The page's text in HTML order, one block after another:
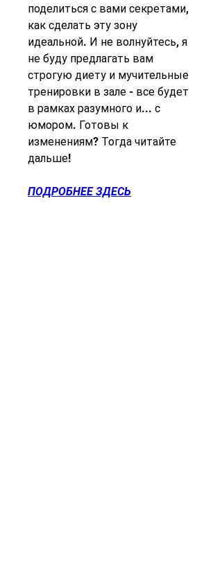
поделиться с вами секретами,
как сделать эту зону
идеальной. И не волнуйтесь, я
не буду предлагать вам
строгую диету и мучительные
тренировки в зале - все будет
в рамках разумного и... с
юмором. Готовы к
изменениям? Тогда читайте
дальше!
ПОДРОБНЕЕ ЗДЕСЬ